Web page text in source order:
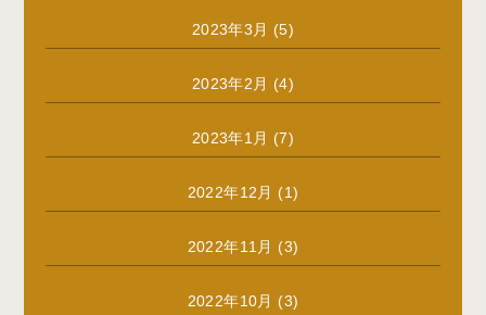
2023年3月 (5)
2023年2月 (4)
2023年1月 (7)
2022年12月 (1)
2022年11月 (3)
2022年10月 (3)